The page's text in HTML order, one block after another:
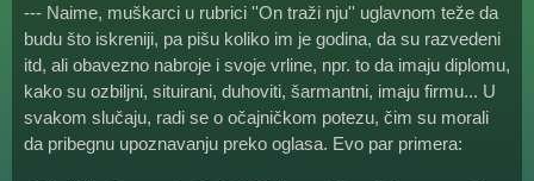
--- Naime, muškarci u rubrici ''On traži nju'' uglavnom teže da
budu što iskreniji, pa pišu koliko im je godina, da su razvedeni
itd, ali obavezno nabroje i svoje vrline, npr. to da imaju diplomu,
kako su ozbiljni, situirani, duhoviti, šarmantni, imaju firmu... U
svakom slučaju, radi se o očajničkom potezu, čim su morali
da pribegnu upoznavanju preko oglasa. Evo par primera: